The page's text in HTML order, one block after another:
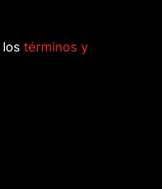
términos y